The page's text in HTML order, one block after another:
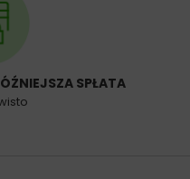
SPŁATA